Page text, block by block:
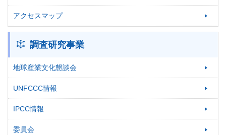
アクセスマップ
調査研究事業
地球産業文化懇談会
UNFCCC情報
IPCC情報
委員会